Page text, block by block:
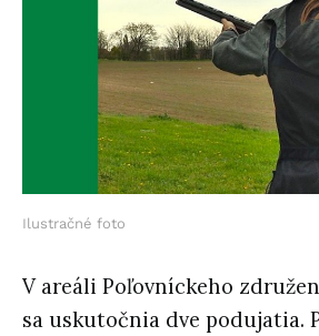
Ilustračné foto
V areáli Poľovníckeho
sa uskutočnia dve podujatia.